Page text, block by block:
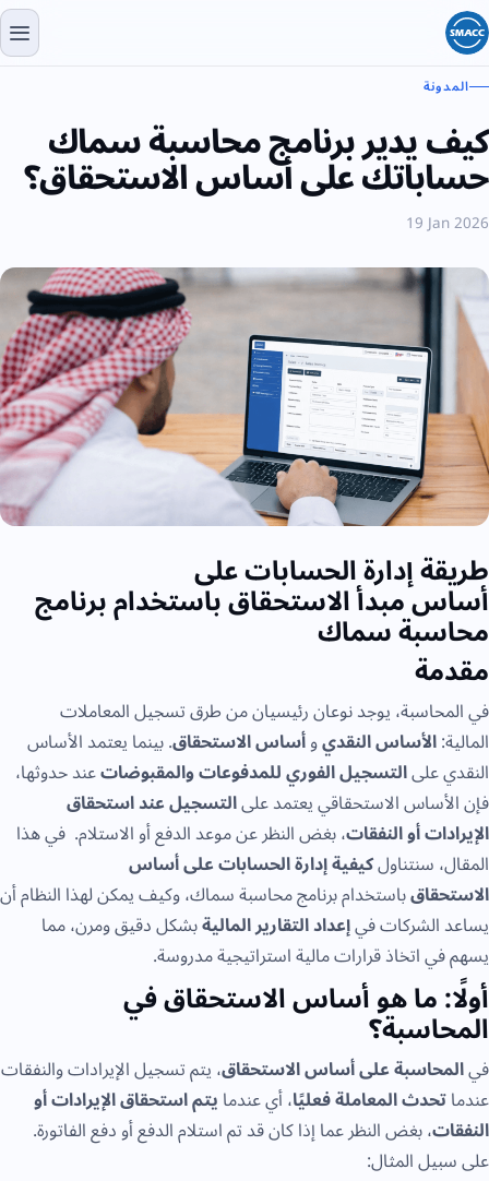
المدونة
كيف يدير برنامج محاسبة سماك
حساباتك على أساس الاستحقاق؟
19 Jan 2026
طريقة إدارة الحسابات على
أساس مبدأ الاستحقاق باستخدام برنامج
محاسبة سماك
مقدمة
في المحاسبة، يوجد نوعان رئيسيان من طرق تسجيل المعاملات
المالية:الأساس النقديوأساس الاستحقاق. بينما يعتمد الأساس
النقدي علىالتسجيل الفوري للمدفوعات والمقبوضاتعند حدوثها،
فإن الأساس الاستحقاقي يعتمد علىالتسجيل عند استحقاق
الإيرادات أو النفقات، بغض النظر عن موعد الدفع أو الاستلام. في هذا
المقال، سنتناولكيفية إدارة الحسابات على أساس
الاستحقاقباستخدام برنامج محاسبة سماك، وكيف يمكن لهذا النظام أن
يساعد الشركات فيإعداد التقارير الماليةبشكل دقيق ومرن، مما
يسهم في اتخاذ قرارات مالية استراتيجية مدروسة.
أولًا: ما هو أساس الاستحقاق في
المحاسبة؟
فيالمحاسبة على أساس الاستحقاق، يتم تسجيل الإيرادات والنفقات
عندماتحدث المعاملة فعليًا، أي عندمايتم استحقاق الإيرادات أو
النفقات، بغض النظر عما إذا كان قد تم استلام الدفع أو دفع الفاتورة.
على سبيل المثال: